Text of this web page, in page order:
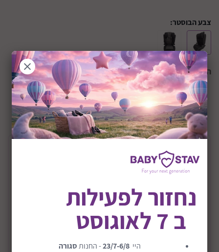
צבע הבוסטר:
הצבע הנבחר: שחור
+36M שיתוף:
תיאור המוצר
בוסטר ישיבה איזופיקס כולל משענת לרכב
בתקינה חדשה דגם Sport R129 Fix
בוסטר עם גב דגם ספורט - במבינו קינג
הבוסטר מתחבר לרכב באמצעות חיבור Isofix
מתאים לתינוקות בגבהים 100-150 ס"מ
נחזור לפעילות
ב 7 לאוגוסט
היי 23/7-6/8- החנותסגורה